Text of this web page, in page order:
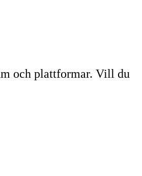
och plattformar. Vill du